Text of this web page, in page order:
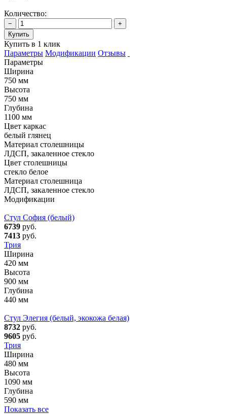
Количество:
−
+
Купить
Купить в 1 клик
Параметры Модификации Отзывы
Параметры
Ширина
750 мм
Высота
750 мм
Глубина
1100 мм
Цвет каркас
белый глянец
Материал столешницы
ЛДСП, закаленное стекло
Цвет столешницы
стекло белое
Материал столешница
ЛДСП, закаленное стекло
Модификации
Стул София (белый)
6739 руб.
7413 руб.
Трия
Ширина
420 мм
Высота
900 мм
Глубина
440 мм
Стул Элегия (белый, экокожа белая)
8732 руб.
9605 руб.
Трия
Ширина
480 мм
Высота
1090 мм
Глубина
590 мм
Показать все